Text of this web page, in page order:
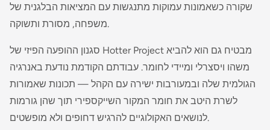
שקורה כשאמונות עמוקות מתנגשות עם המציאות הבלגנית של
משפחה, מסורת ותשוקה.
סגנון ההופעה הפיזי של Hotter Project מבטיח גם הוא להביא
משהו ויסצרלי ומיידי לחומר. עבודתם הקודמת נודעת באנרגיה
הגולמית שלה ובמעורבות ישירה עם הקהל — תכונות שאמורות
לשרת היטב את חומר המקור השייקספירי תוך שהן גורמות
לנושאים האקולוגיים להרגיש דחופים ולא מופשטים.